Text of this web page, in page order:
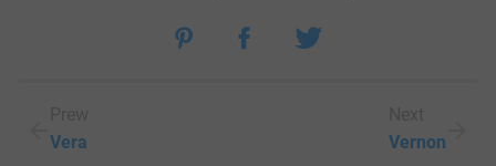
Vera
Vernon